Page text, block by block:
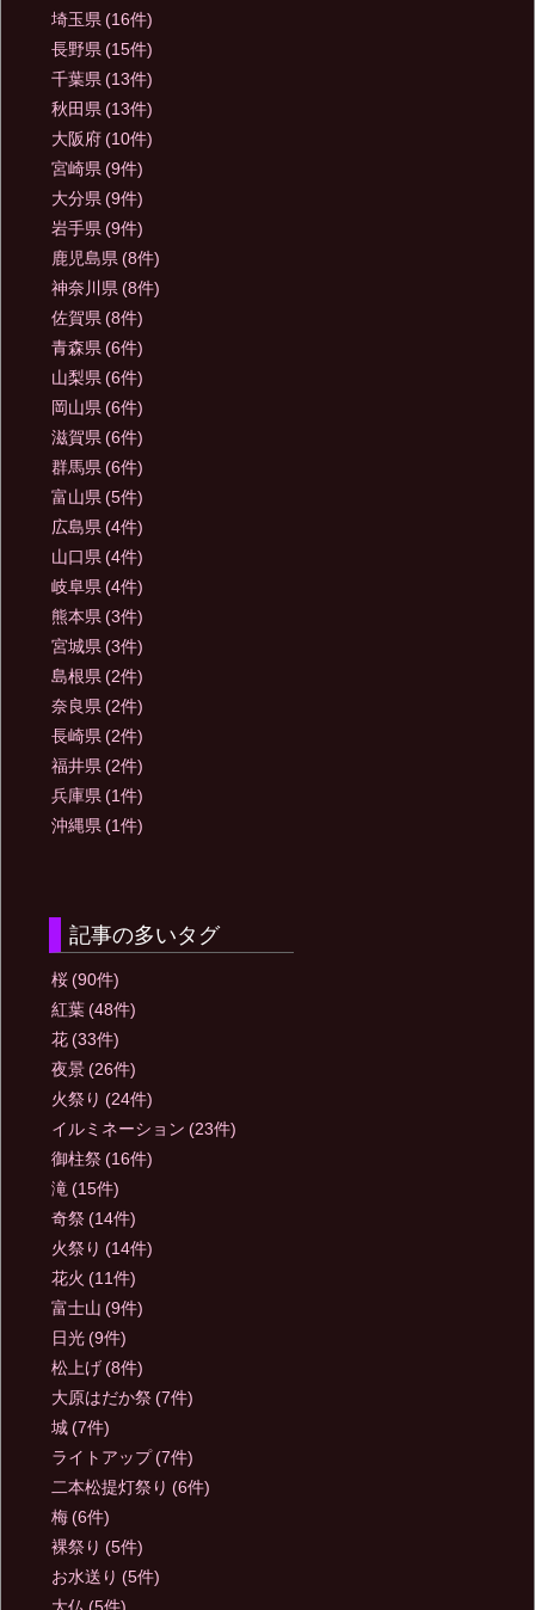
埼玉県 (16件)
長野県 (15件)
千葉県 (13件)
秋田県 (13件)
大阪府 (10件)
宮崎県 (9件)
大分県 (9件)
岩手県 (9件)
鹿児島県 (8件)
神奈川県 (8件)
佐賀県 (8件)
青森県 (6件)
山梨県 (6件)
岡山県 (6件)
滋賀県 (6件)
群馬県 (6件)
富山県 (5件)
広島県 (4件)
山口県 (4件)
岐阜県 (4件)
熊本県 (3件)
宮城県 (3件)
島根県 (2件)
奈良県 (2件)
長崎県 (2件)
福井県 (2件)
兵庫県 (1件)
沖縄県 (1件)
記事の多いタグ
桜 (90件)
紅葉 (48件)
花 (33件)
夜景 (26件)
火祭り (24件)
イルミネーション (23件)
御柱祭 (16件)
滝 (15件)
奇祭 (14件)
火祭り (14件)
花火 (11件)
富士山 (9件)
日光 (9件)
松上げ (8件)
大原はだか祭 (7件)
城 (7件)
ライトアップ (7件)
二本松提灯祭り (6件)
梅 (6件)
裸祭り (5件)
お水送り (5件)